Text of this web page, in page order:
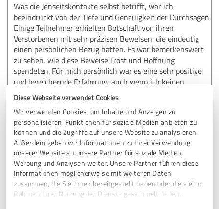
Diese Webseite verwendet Cookies
Wir verwenden Cookies, um Inhalte und Anzeigen zu
personalisieren, Funktionen für soziale Medien anbieten zu
können und die Zugriffe auf unsere Website zu analysieren.
Außerdem geben wir Informationen zu Ihrer Verwendung
unserer Website an unsere Partner für soziale Medien,
Werbung und Analysen weiter. Unsere Partner führen diese
Informationen möglicherweise mit weiteren Daten
zusammen, die Sie ihnen bereitgestellt haben oder die sie im
Rahmen Ihrer Nutzung der Dienste gesammelt haben.
Was die Jenseitskontakte selbst betrifft, war ich
beeindruckt von der Tiefe und Genauigkeit der Durchsagen.
Einige Teilnehmer erhielten Botschaft von ihren
Verstorbenen mit sehr präzisen Beweisen, die eindeutig
einen persönlichen Bezug hatten. Es war bemerkenswert
zu sehen, wie diese Beweise Trost und Hoffnung
spendeten. Für mich persönlich war es eine sehr positive
und bereichernde Erfahrung, auch wenn ich keinen
direkten Kontakt erhalten habe.
Vielleicht ja dann beim nächsten Mal. 😍
Erfahrungsbericht & Bewertung zu:
Melanie Ladewig CSNU
20.09.2024 Anonym